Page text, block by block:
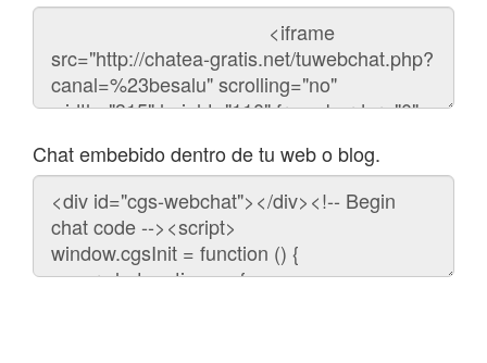
Código
chat
Chat embebido dentro de tu web o blog.
Código
para
embeber
chat